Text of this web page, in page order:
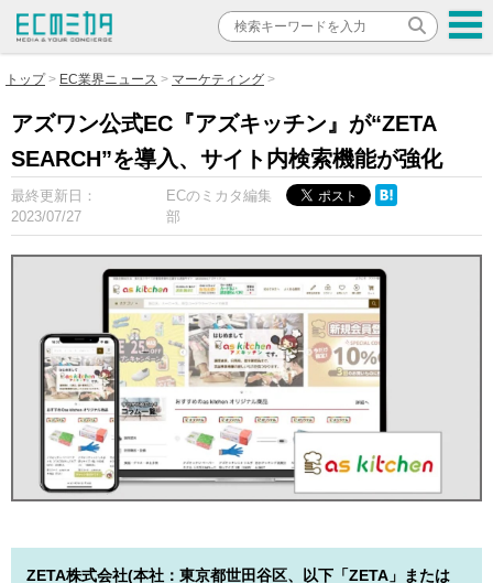
トップ EC業界ニュース マーケティング
アズワン公式EC『アズキッチン』が“ZETA
SEARCH”を導入、サイト内検索機能が強化
最終更新日：
2023/07/27
ECのミカタ編集
部
ZETA株式会社(本社：東京都世田谷区、以下「ZETA」または